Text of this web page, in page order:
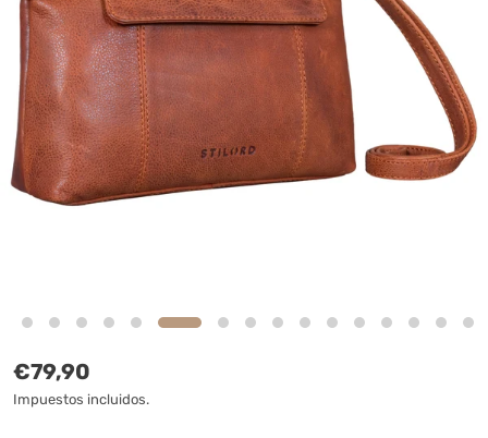
Precio normal
€79,90
Impuestos incluidos.